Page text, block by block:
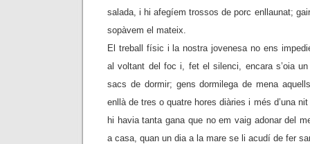
salada, i hi afegíem trossos de porc enllaunat;
sopàvem el mateix.
El treball físic i la nostra jovenesa no ens
al voltant del foc i, fet el silenci, encara s’oia
sacs de dormir; gens dormilega de mena
enllà de tres o quatre hores diàries i més d’una
hi havia tanta gana que no em vaig adonar del
a casa, quan un dia a la mare se li acudí de fer